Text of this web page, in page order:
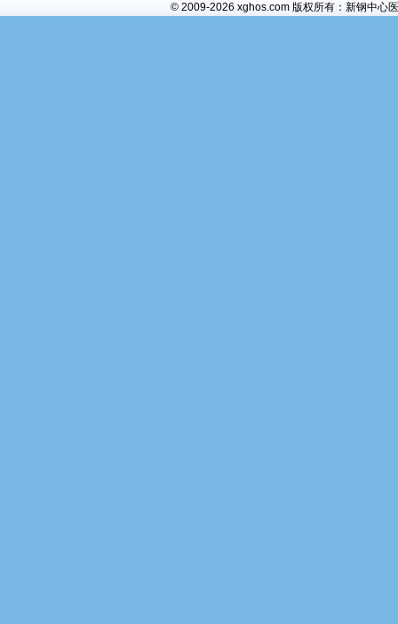
© 2009-2026 xghos.com 版权所有：新钢中